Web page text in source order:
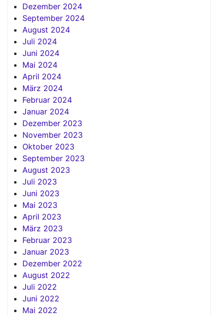
Dezember 2024
September 2024
August 2024
Juli 2024
Juni 2024
Mai 2024
April 2024
März 2024
Februar 2024
Januar 2024
Dezember 2023
November 2023
Oktober 2023
September 2023
August 2023
Juli 2023
Juni 2023
Mai 2023
April 2023
März 2023
Februar 2023
Januar 2023
Dezember 2022
August 2022
Juli 2022
Juni 2022
Mai 2022